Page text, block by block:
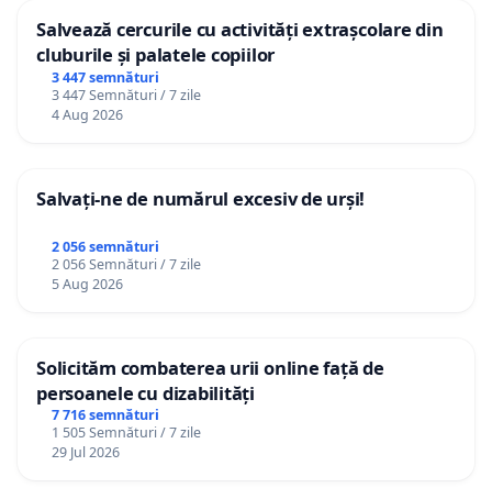
Salvează cercurile cu activități extrașcolare din
cluburile și palatele copiilor
3 447 semnături
3 447 Semnături / 7 zile
4 Aug 2026
Salvați-ne de numărul excesiv de urși!
2 056 semnături
2 056 Semnături / 7 zile
5 Aug 2026
Solicităm combaterea urii online față de
persoanele cu dizabilități
7 716 semnături
1 505 Semnături / 7 zile
29 Jul 2026